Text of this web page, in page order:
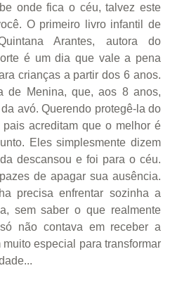
onde fica o céu, talvez este
O primeiro livro infantil de
Arantes, autora do
é um dia que vale a pena
crianças a partir dos 6 anos.
de Menina, que, aos 8 anos,
avó. Querendo protegê-la do
pais acreditam que o melhor é
Eles simplesmente dizem
descansou e foi para o céu.
de apagar sua ausência.
precisa enfrentar sozinha a
sem saber o que realmente
não contava em receber a
especial para transformar